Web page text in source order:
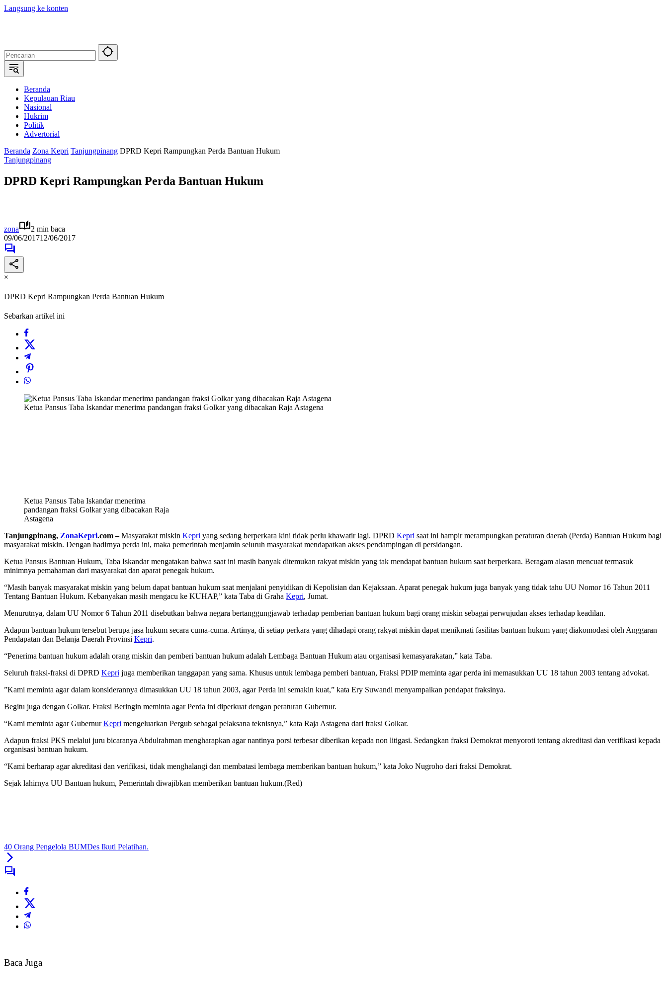
Langsung ke konten
Beranda
Kepulauan Riau
Nasional
Hukrim
Politik
Advertorial
Beranda Zona Kepri Tanjungpinang DPRD Kepri Rampungkan Perda Bantuan Hukum
Tanjungpinang
DPRD Kepri Rampungkan Perda Bantuan Hukum
zona
2 min baca
09/06/201712/06/2017
×
DPRD Kepri Rampungkan Perda Bantuan Hukum
Sebarkan artikel ini
Ketua Pansus Taba Iskandar menerima pandangan fraksi Golkar yang dibacakan Raja Astagena
Ketua Pansus Taba Iskandar menerima
pandangan fraksi Golkar yang dibacakan Raja
Astagena
Tanjungpinang, ZonaKepri.com –Masyarakat miskin Kepri yang sedang berperkara kini tidak perlu khawatir lagi. DPRD Kepri saat ini hampir merampungkan peraturan daerah (Perda) Bantuan Hukum bagi
masyarakat miskin. Dengan hadirnya perda ini, maka pemerintah menjamin seluruh masyarakat mendapatkan akses pendampingan di persidangan.
Ketua Pansus Bantuan Hukum, Taba Iskandar mengatakan bahwa saat ini masih banyak ditemukan rakyat miskin yang tak mendapat bantuan hukum saat berperkara. Beragam alasan mencuat termasuk
minimnya pemahaman dari masyarakat dan aparat penegak hukum.
“Masih banyak masyarakat miskin yang belum dapat bantuan hukum saat menjalani penyidikan di Kepolisian dan Kejaksaan. Aparat penegak hukum juga banyak yang tidak tahu UU Nomor 16 Tahun 2011
Tentang Bantuan Hukum. Kebanyakan masih mengacu ke KUHAP,” kata Taba di Graha Kepri, Jumat.
Menurutnya, dalam UU Nomor 6 Tahun 2011 disebutkan bahwa negara bertanggungjawab terhadap pemberian bantuan hukum bagi orang miskin sebagai perwujudan akses terhadap keadilan.
Adapun bantuan hukum tersebut berupa jasa hukum secara cuma-cuma. Artinya, di setiap perkara yang dihadapi orang rakyat miskin dapat menikmati fasilitas bantuan hukum yang diakomodasi oleh Anggaran
Pendapatan dan Belanja Daerah Provinsi Kepri.
“Penerima bantuan hukum adalah orang miskin dan pemberi bantuan hukum adalah Lembaga Bantuan Hukum atau organisasi kemasyarakatan,” kata Taba.
Seluruh fraksi-fraksi di DPRD Kepri juga memberikan tanggapan yang sama. Khusus untuk lembaga pemberi bantuan, Fraksi PDIP meminta agar perda ini memasukkan UU 18 tahun 2003 tentang advokat.
”Kami meminta agar dalam konsiderannya dimasukkan UU 18 tahun 2003, agar Perda ini semakin kuat,” kata Ery Suwandi menyampaikan pendapat fraksinya.
Begitu juga dengan Golkar. Fraksi Beringin meminta agar Perda ini diperkuat dengan peraturan Gubernur.
“Kami meminta agar GubernurKepri mengeluarkan Pergub sebagai pelaksana teknisnya,” kata Raja Astagena dari fraksi Golkar.
Adapun fraksi PKS melalui juru bicaranya Abdulrahman mengharapkan agar nantinya porsi terbesar diberikan kepada non litigasi. Sedangkan fraksi Demokrat menyoroti tentang akreditasi dan verifikasi kepada
organisasi bantuan hukum.
“Kami berharap agar akreditasi dan verifikasi, tidak menghalangi dan membatasi lembaga memberikan bantuan hukum,” kata Joko Nugroho dari fraksi Demokrat.
Sejak lahirnya UU Bantuan hukum, Pemerintah diwajibkan memberikan bantuan hukum.(Red)
40 Orang Pengelola BUMDes Ikuti Pelatihan.
Baca Juga